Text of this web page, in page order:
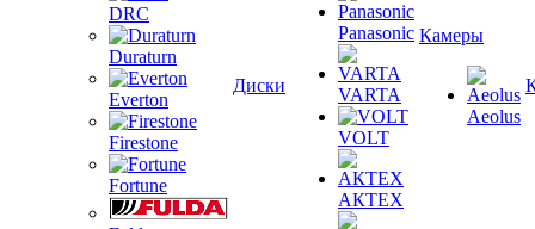
DRC
Duraturn
Everton
Firestone
Fortune
Диски
Panasonic
VARTA
VOLT
АКТЕХ
Камеры
Aeolus